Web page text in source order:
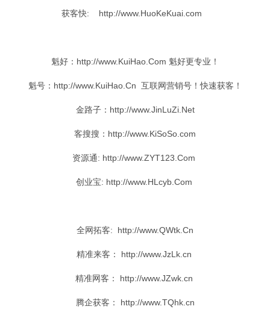
获客快: http://www.HuoKeKuai.com
魁好：http://www.KuiHao.Com 魁好更专业！
魁号：http://www.KuiHao.Cn 互联网营销号！快速获客！
金路子：http://www.JinLuZi.Net
客搜搜：http://www.KiSoSo.com
资源通: http://www.ZYT123.Com
创业宝: http://www.HLcyb.Com
全网拓客: http://www.QWtk.Cn
精准来客： http://www.JzLk.cn
精准网客： http://www.JZwk.cn
腾企获客： http://www.TQhk.cn